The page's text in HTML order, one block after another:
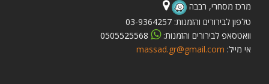
מרכז מסחרי, רבבה
טלפון לבירורים והזמנות: 03-9364257
וואטסאפ לבירורים והזמנות:
אי מייל: massad.gr@gmail.com